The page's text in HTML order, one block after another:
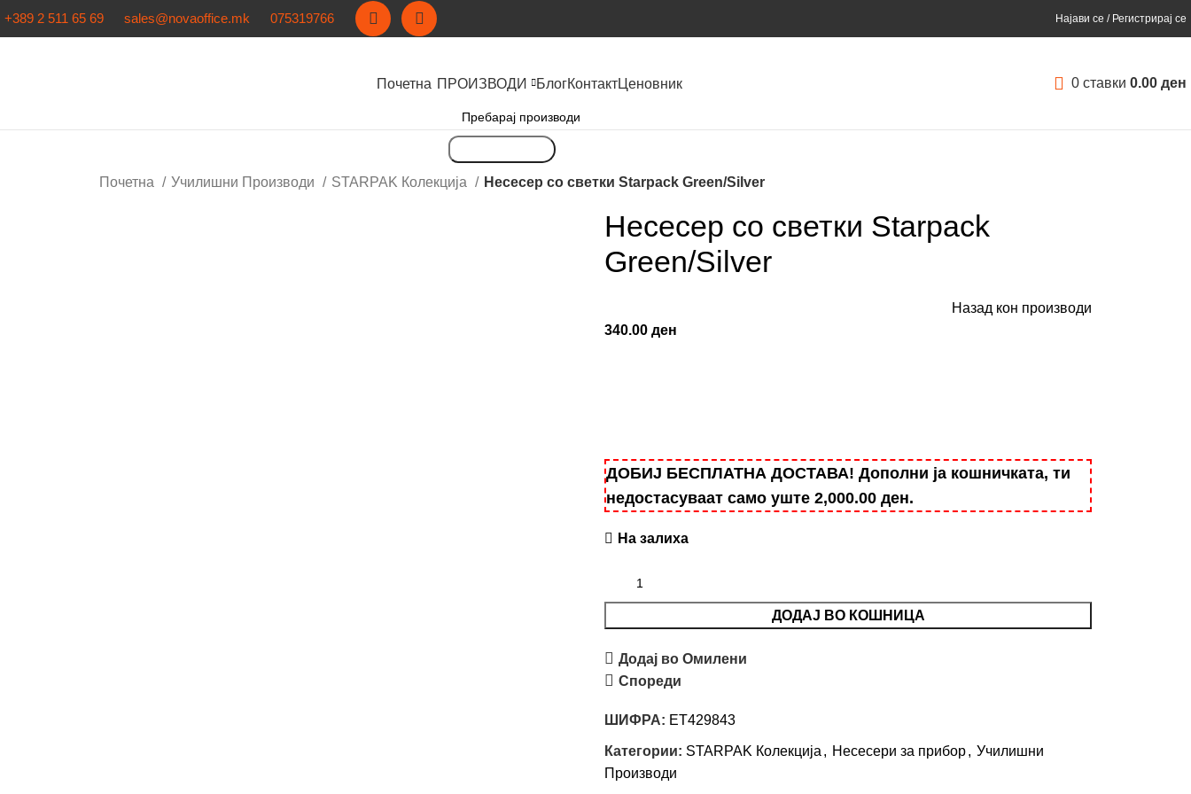
+389 2 511 65 69 sales@novaoffice.mk 075319766 Најави се / Регистрирај се
Почетна ПРОИЗВОДИ БлогКонтактЦеновник 0 ставки 0.00 ден
Почетна Училишни Производи STARPAK Колекција Несесер со светки Starpack Green/Silver
Несесер со светки Starpack
Green/Silver
Назад кон производи
340.00 ден
ДОБИЈ БЕСПЛАТНА ДОСТАВА! Дополни ја кошничката, ти
недостасуваат само уште 2,000.00 ден.
На залиха
ДОДАЈ ВО КОШНИЦА
Додај во Омилени
Спореди
ШИФРА: ET429843
Категории: STARPAK Колекција , Несесери за прибор, Училишни
Производи